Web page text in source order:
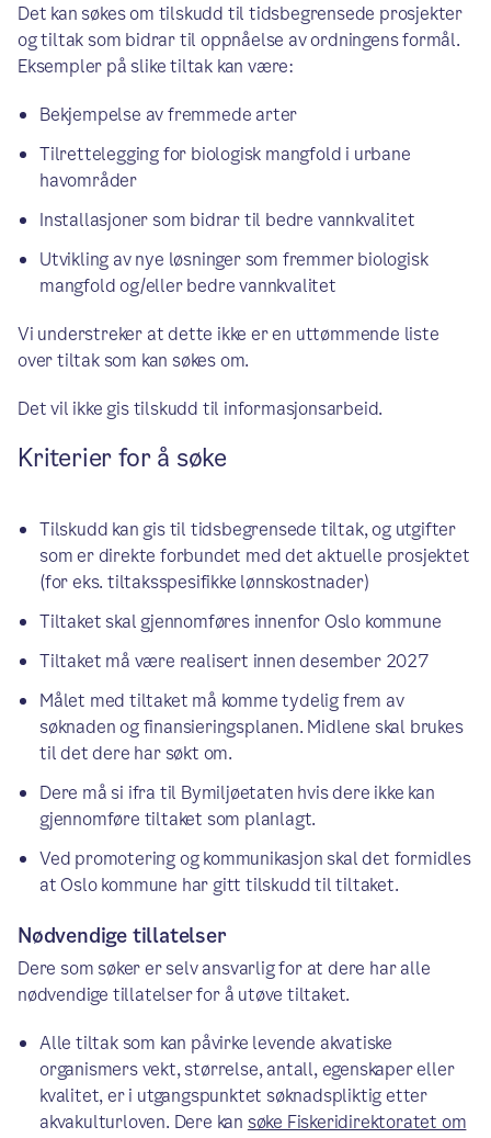
Det kan søkes om tilskudd til tidsbegrensede prosjekter
og tiltak som bidrar til oppnåelse av ordningens formål.
Eksempler på slike tiltak kan være:
Bekjempelse av fremmede arter
Tilrettelegging for biologisk mangfold i urbane
havområder
Installasjoner som bidrar til bedre vannkvalitet
Utvikling av nye løsninger som fremmer biologisk
mangfold og/eller bedre vannkvalitet
Vi understreker at dette ikke er en uttømmende liste
over tiltak som kan søkes om.
Det vil ikke gis tilskudd til informasjonsarbeid.
Kriterier for å søke
Tilskudd kan gis til tidsbegrensede tiltak, og utgifter
som er direkte forbundet med det aktuelle prosjektet
(for eks. tiltaksspesifikke lønnskostnader)
Tiltaket skal gjennomføres innenfor Oslo kommune
Tiltaket må være realisert innen desember 2027
Målet med tiltaket må komme tydelig frem av
søknaden og finansieringsplanen. Midlene skal brukes
til det dere har søkt om.
Dere må si ifra til Bymiljøetaten hvis dere ikke kan
gjennomføre tiltaket som planlagt.
Ved promotering og kommunikasjon skal det formidles
at Oslo kommune har gitt tilskudd til tiltaket.
Nødvendige tillatelser
Dere som søker er selv ansvarlig for at dere har alle
nødvendige tillatelser for å utøve tiltaket.
Alle tiltak som kan påvirke levende akvatiske
organismers vekt, størrelse, antall, egenskaper eller
kvalitet, er i utgangspunktet søknadspliktig etter
akvakulturloven. Dere kan søke Fiskeridirektoratet om